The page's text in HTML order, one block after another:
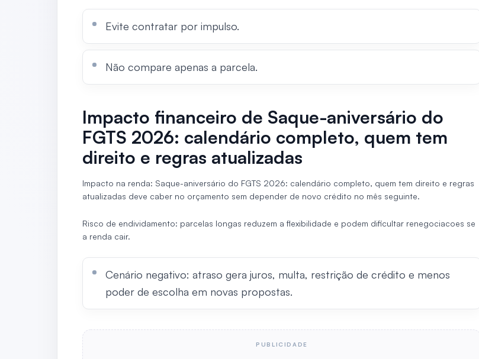
Evite contratar por impulso.
Não compare apenas a parcela.
Impacto financeiro de Saque-aniversário do
FGTS 2026: calendário completo, quem tem
direito e regras atualizadas
Impacto na renda: Saque-aniversário do FGTS 2026: calendário completo, quem tem direito e regras
atualizadas deve caber no orçamento sem depender de novo crédito no mês seguinte.
Risco de endividamento: parcelas longas reduzem a flexibilidade e podem dificultar renegociacoes se
a renda cair.
Cenário negativo: atraso gera juros, multa, restrição de crédito e menos
poder de escolha em novas propostas.
PUBLICIDADE